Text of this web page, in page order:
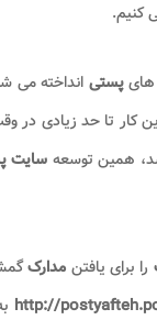
کنیم.
هایپستی انداخته می
این کار تا حد زیادی
همین توسعه سایت
را برای یافتن مدارک
http://